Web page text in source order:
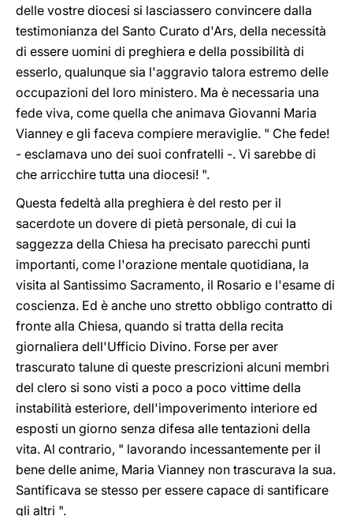
delle vostre diocesi si lasciassero convincere dalla
testimonianza del Santo Curato d'Ars, della necessità
di essere uomini di preghiera e della possibilità di
esserlo, qualunque sia l'aggravio talora estremo delle
occupazioni del loro ministero. Ma è necessaria una
fede viva, come quella che animava Giovanni Maria
Vianney e gli faceva compiere meraviglie. " Che fede!
- esclamava uno dei suoi confratelli -. Vi sarebbe di
che arricchire tutta una diocesi! ".
Questa fedeltà alla preghiera è del resto per il
sacerdote un dovere di pietà personale, di cui la
saggezza della Chiesa ha precisato parecchi punti
importanti, come l'orazione mentale quotidiana, la
visita al Santissimo Sacramento, il Rosario e l'esame di
coscienza. Ed è anche uno stretto obbligo contratto di
fronte alla Chiesa, quando si tratta della recita
giornaliera dell'Ufficio Divino. Forse per aver
trascurato talune di queste prescrizioni alcuni membri
del clero si sono visti a poco a poco vittime della
instabilità esteriore, dell'impoverimento interiore ed
esposti un giorno senza difesa alle tentazioni della
vita. Al contrario, " lavorando incessantemente per il
bene delle anime, Maria Vianney non trascurava la sua.
Santificava se stesso per essere capace di santificare
gli altri ".